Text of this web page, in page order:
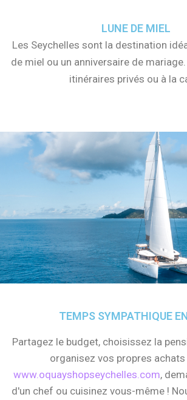
LUNE DE MIEL
Les Seychelles sont la destination
de miel ou un anniversaire de
itinéraires privés ou à la
TEMPS SYMPATHIQUE
Partagez le budget, choisissez la
organisez vos propres achats
www.oquayshopseychelles.com,
d'un chef ou cuisinez vous-même !